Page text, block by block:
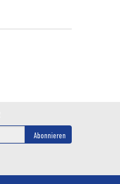
Abonnieren